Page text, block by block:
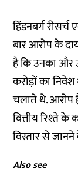
हिंडनबर्ग
बार आरोप के
है कि उनका
करोड़ों का
चलाते थे. आरोप
वित्तीय रिश्ते
विस्तार से
Also see